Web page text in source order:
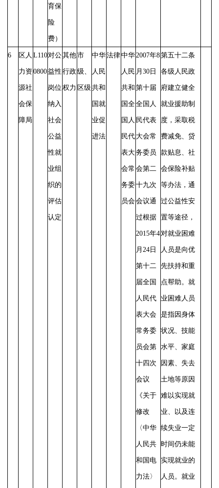
育保
险
费）
6 区人
力资
源社
会保
障局
L110
0800
对公
益性
岗位
纳入
社会
公益
性就
业组
织的
评估
认定
其他
行政
权力
市
级、
区级
中华
人民
共和
国就
业促
进法
法律中华
人民
共和
国全
国人
民代
表大
会常
务委
员会
2007年8
月30日
第十届
全国人
民代表
大会常
务委员
会第二
十九次
会议通
过根据
2015年4
月24日
第十二
届全国
人民代
表大会
常务委
员会第
十四次
会议
《关于
修改
〈中华
人民共
和国电
力法〉
第五十二条
各级人民政
府建立健全
就业援助制
度，采取税
费减免、贷
款贴息、社
会保险补贴
等办法，通
过公益性安
置等途径，
对就业困难
人员是向优
先扶持和重
点帮助。 就
业困难人员
是指因身体
状况、技能
水平、家庭
因素、失去
土地等原因
难以实现就
业、以及连
续失业一定
时间仍未能
实现就业的
人员。就业